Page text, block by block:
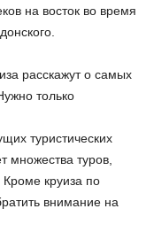
на восток во время
расскажут о самых
только
туристических
множества туров,
Кроме круиза по
внимание на